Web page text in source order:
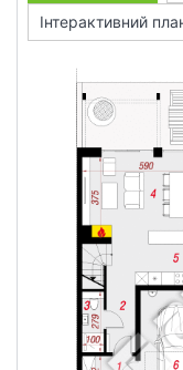
Інтерактивний